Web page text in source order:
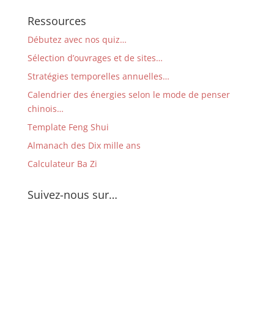
Ressources
Débutez avec nos quiz…
Sélection d’ouvrages et de sites…
Stratégies temporelles annuelles…
Calendrier des énergies selon le mode de penser
chinois…
Template Feng Shui
Almanach des Dix mille ans
Calculateur Ba Zi
Suivez-nous sur…